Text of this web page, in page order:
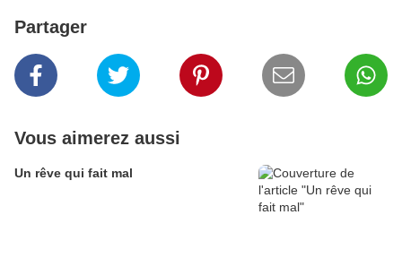
Partager
Vous aimerez aussi
Un rêve qui fait mal